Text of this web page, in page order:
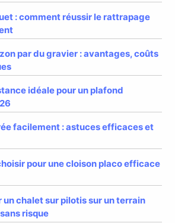
: comment réussir le rattrapage
par du gravier : avantages, coûts
idéale pour un plafond
facilement : astuces efficaces et
pour une cloison placo efficace
chalet sur pilotis sur un terrain
risque